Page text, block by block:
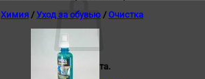
Корзина пуста.
Химия / Уход за обувью / Очистка